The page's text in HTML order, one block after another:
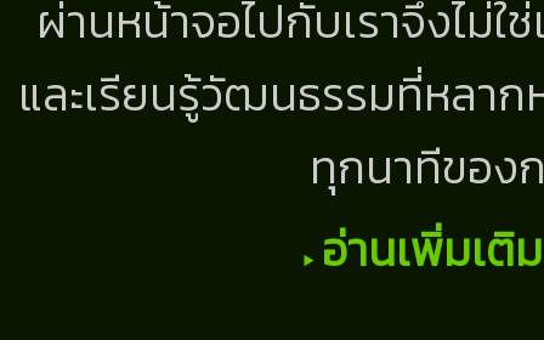
ผ่านหน้าจอไปกับเราจึงไม่
และเรียนรู้วัฒนธรรมที่หลา
ทุกนาทีขอ
อ่านเพิ่มเติ